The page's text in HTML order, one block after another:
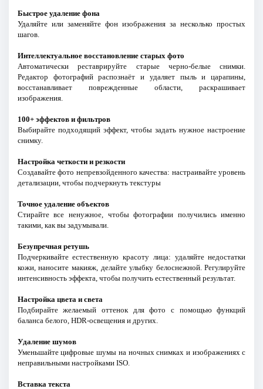
Быстрое удаление фона
Удаляйте или заменяйте фон изображения за несколько простых
шагов.
Интеллектуальное восстановление старых фото
Автоматически реставрируйте старые черно-белые снимки.
Редактор фотографий распознаёт и удаляет пыль и царапины,
восстанавливает поврежденные области, раскрашивает
изображения.
100+ эффектов и фильтров
Выбирайте подходящий эффект, чтобы задать нужное настроение
снимку.
Настройка четкости и резкости
Создавайте фото непревзойденного качества: настраивайте уровень
детализации, чтобы подчеркнуть текстуры
Точное удаление объектов
Стирайте все ненужное, чтобы фотографии получились именно
такими, как вы задумывали.
Безупречная ретушь
Подчеркивайте естественную красоту лица: удаляйте недостатки
кожи, наносите макияж, делайте улыбку белоснежной. Регулируйте
интенсивность эффекта, чтобы получить естественный результат.
Настройка цвета и света
Подбирайте желаемый оттенок для фото с помощью функций
баланса белого, HDR-освещения и других.
Удаление шумов
Уменьшайте цифровые шумы на ночных снимках и изображениях с
неправильными настройками ISO.
Вставка текста